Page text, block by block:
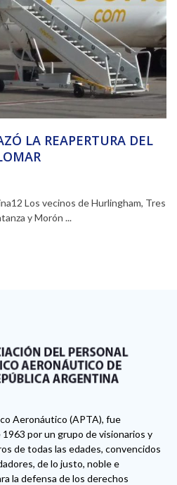
LA REAPERTURA DEL
Los vecinos de Hurlingham, Tres
y Morón ...
Aeronáutico (APTA), fue
por un grupo de visionarios y
de todas las edades, convencidos
de lo justo, noble e
la defensa de los derechos